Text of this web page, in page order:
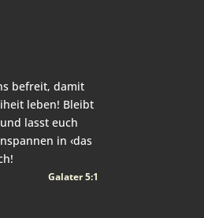
befreit, damit
leben! Bleibt
lasst euch
in ‹das
Galater 5:1